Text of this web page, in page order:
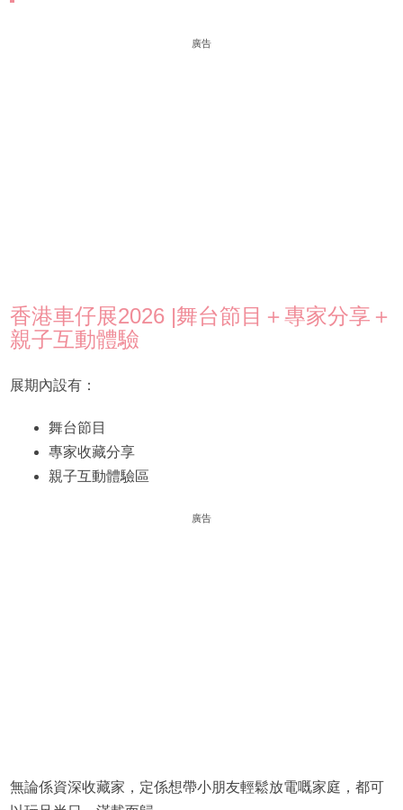
廣告
香港車仔展2026 |舞台節目＋專家分享＋
親子互動體驗
展期內設有：
舞台節目
專家收藏分享
親子互動體驗區
廣告
無論係資深收藏家，定係想帶小朋友輕鬆放電嘅家庭，都可